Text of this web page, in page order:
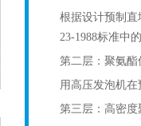
根据设计预制
23-1988标准中
第二层：聚氨酯
用高压发泡机在
第三层：高密度